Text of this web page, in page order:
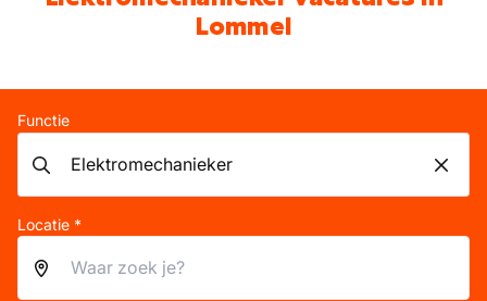
Lommel
Functie
Locatie *